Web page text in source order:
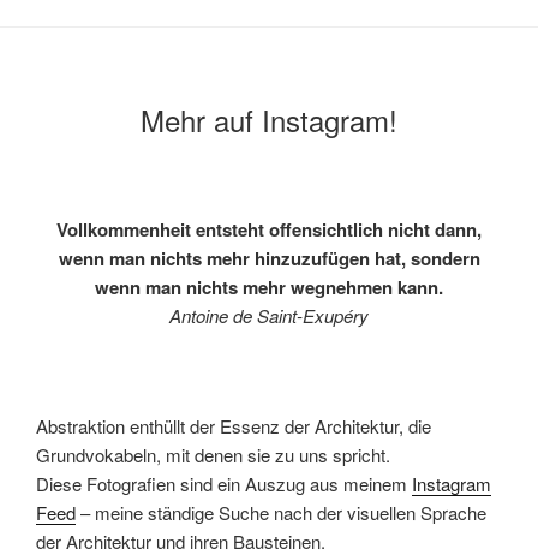
Mehr auf Instagram!
Vollkommenheit entsteht offensichtlich nicht dann,
wenn man nichts mehr hinzuzufügen hat, sondern
wenn man nichts mehr wegnehmen kann.
Antoine de Saint-Exupéry
Abstraktion enthüllt der Essenz der Architektur, die
Grundvokabeln, mit denen sie zu uns spricht.
Diese Fotografien sind ein Auszug aus meinem Instagram
Feed– meine ständige Suche nach der visuellen Sprache
der Architektur und ihren Bausteinen.